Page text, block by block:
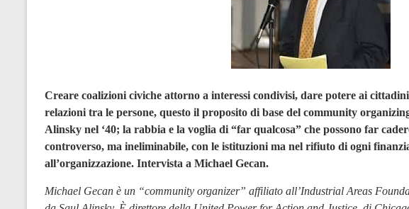
Creare coalizioni civiche attorno a interessi condivisi, dare potere ai
relazioni tra le persone, questo il proposito di base del community
Alinsky nel ‘40; la rabbia e la voglia di “far qualcosa” che possono far
controverso, ma ineliminabile, con le istituzioni ma nel rifiuto di ogni
all’organizzazione. Intervista a Michael Gecan.
Michael Gecan è un “community organizer” affiliato all’Industrial Areas